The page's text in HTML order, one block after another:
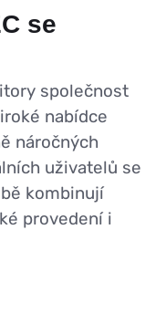
se
společnost
nabídce
náročných
uživatelů se
kombinují
provedení i